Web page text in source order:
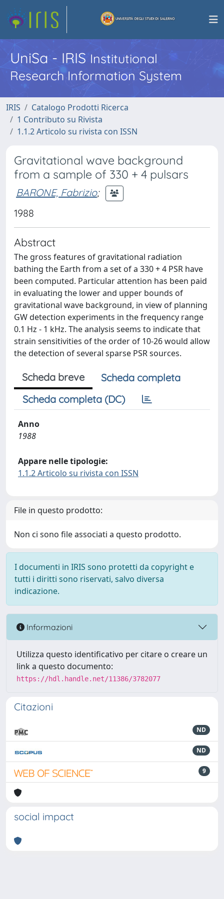
UniSa - IRISInstitutional
Research Information System
IRIS
Catalogo Prodotti Ricerca
1 Contributo su Rivista
1.1.2 Articolo su rivista con ISSN
Gravitational wave background
from a sample of 330 + 4 pulsars
BARONE, Fabrizio;
1988
Abstract
The gross features of gravitational radiation
bathing the Earth from a set of a 330 + 4 PSR have
been computed. Particular attention has been paid
in evaluating the lower and upper bounds of
gravitational wave background, in view of planning
GW detection experiments in the frequency range
0.1 Hz - 1 kHz. The analysis seems to indicate that
strain sensitivities of the order of 10-26 would allow
the detection of several sparse PSR sources.
Scheda breve
Scheda completa
Scheda completa (DC)
Anno
1988
Appare nelle tipologie:
1.1.2 Articolo su rivista con ISSN
File in questo prodotto:
Non ci sono file associati a questo prodotto.
I documenti in IRIS sono protetti da copyright e
tutti i diritti sono riservati, salvo diversa
indicazione.
Informazioni
Utilizza questo identificativo per citare o creare un
link a questo documento:
https://hdl.handle.net/11386/3782077
Citazioni
ND
ND
9
social impact